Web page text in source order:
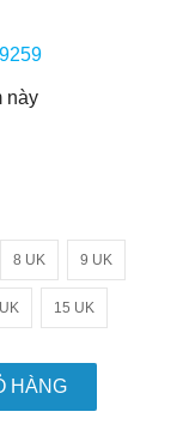
này
8 UK 9 UK
15 UK
HÀNG